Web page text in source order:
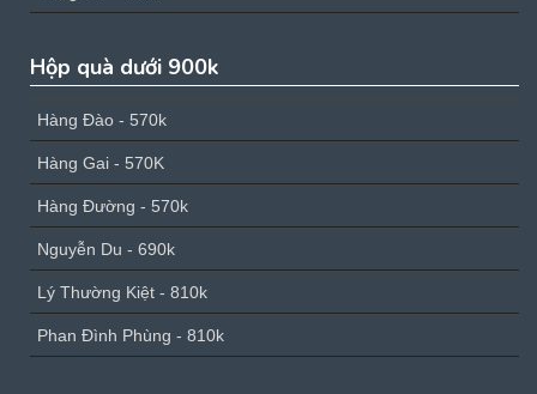
Hộp quà dưới 900k
Hàng Đào - 570k
Hàng Gai - 570K
Hàng Đường - 570k
Nguyễn Du - 690k
Lý Thường Kiệt - 810k
Phan Đình Phùng - 810k